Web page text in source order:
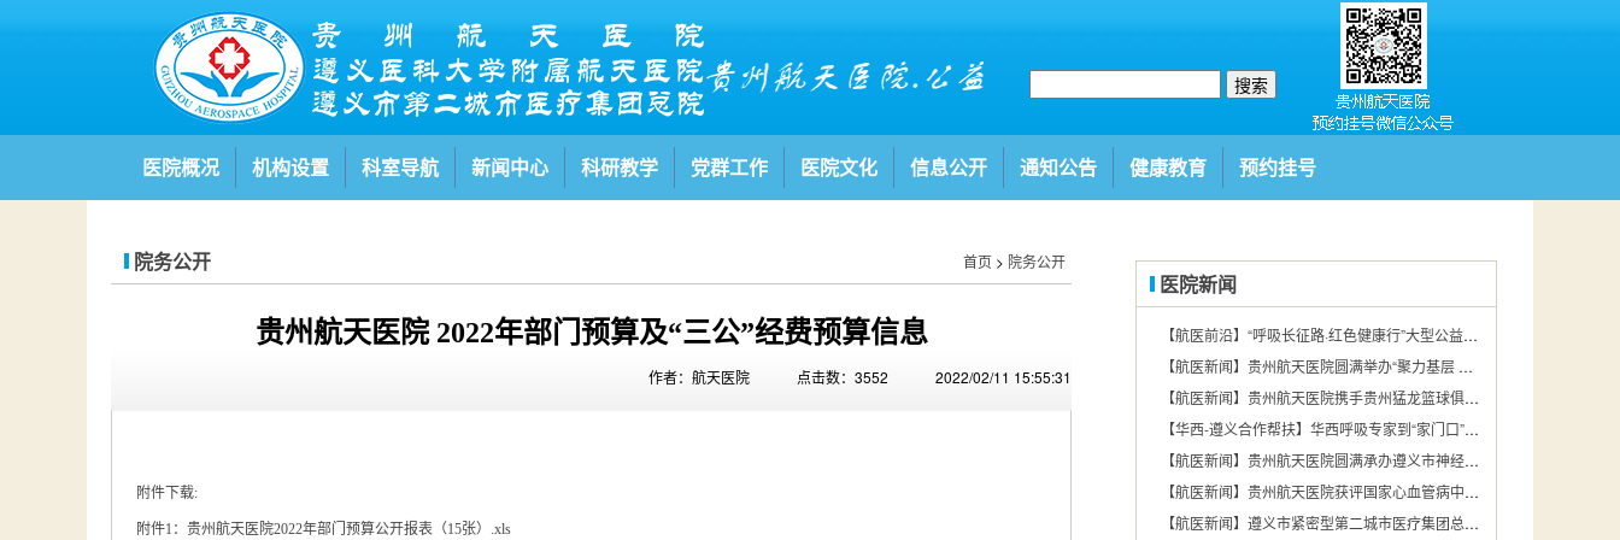
搜索
医院概况 机构设置 科室导航 新闻中心 科研教学 党群工作 医院文化 信息公开 通知公告 健康教育 预约挂号
首页 > 院务公开
院务公开
贵州航天医院 2022年部门预算及“三公”经费预算信息
作者：航天医院 点击数：3552 2022/02/11 15:55:31
附件下载:
附件1：贵州航天医院2022年部门预算公开报表（15张）.xls
医院新闻
【航医前沿】“呼吸长征路·红色健康行”大型公益项目遵义站在贵州航天医院圆满举行
【航医新闻】贵州航天医院圆满举办“聚力基层 赋能发展——2026年贵州基层医疗机构消毒供应学术交流会第四期”
【航医新闻】贵州航天医院携手贵州猛龙篮球俱乐部探索“体医融合”新路径
【华西-遵义合作帮扶】华西呼吸专家到“家门口”看病！大家直呼“太方便了”
【航医新闻】贵州航天医院圆满承办遵义市神经疾病规范化诊治暨远程脑电图培训会
【航医新闻】贵州航天医院获评国家心血管病中心肺动脉高压专科联盟培育中心
【航医新闻】遵义市紧密型第二城市医疗集团总院举办院感防控能力提升专项培训班